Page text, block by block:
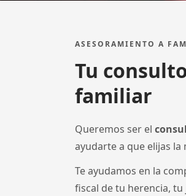
ASESORAMIENTO A
Tu
familiar
Queremos ser el
ayudarte a que elijas la
Te ayudamos en la
fiscal de tu herencia,